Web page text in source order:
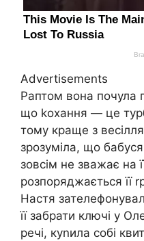
Advertisements
Раптом вона почула
що kохання — це
тому краще з
зрозуміла, що
зовсім не зважає на
розпоряджається
Настя
її забрати ключі у
речі, куnила собі